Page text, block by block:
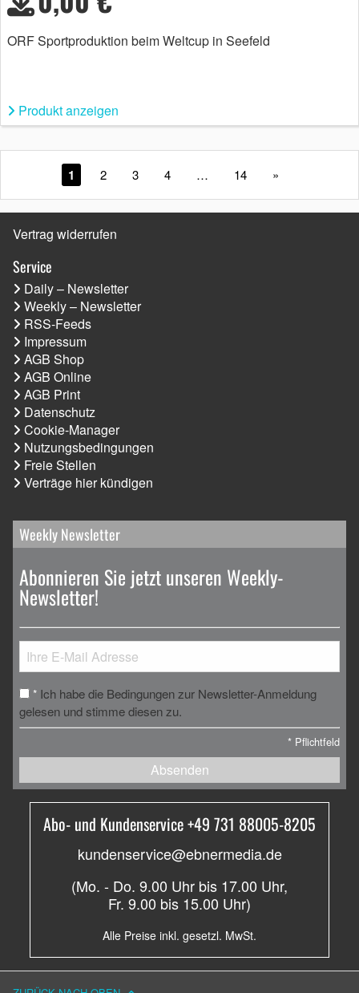
ORF Sportproduktion beim Weltcup in Seefeld
Produkt anzeigen
1 2 3 4 … 14 »
Vertrag widerrufen
Service
Daily – Newsletter
Weekly – Newsletter
RSS-Feeds
Impressum
AGB Shop
AGB Online
AGB Print
Datenschutz
Cookie-Manager
Nutzungsbedingungen
Freie Stellen
Verträge hier kündigen
Weekly Newsletter
Abonnieren Sie jetzt unseren Weekly-
Newsletter!
* Ich habe die Bedingungen zur Newsletter-Anmeldung
gelesen und stimme diesen zu.
* Pflichtfeld
Absenden
Abo- und Kundenservice +49 731 88005-8205
kundenservice@ebnermedia.de
(Mo. - Do. 9.00 Uhr bis 17.00 Uhr,
Fr. 9.00 bis 15.00 Uhr)
Alle Preise inkl. gesetzl. MwSt.